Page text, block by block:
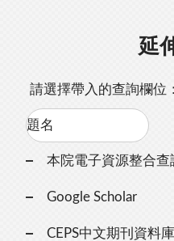
延
請選擇帶入的查詢欄位：
本院電子資源整合查
Google Scholar
CEPS中文期刊資料庫